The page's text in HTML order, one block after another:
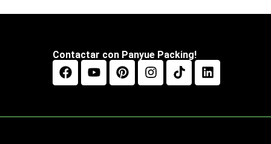
Contactar con Panyue Packing!